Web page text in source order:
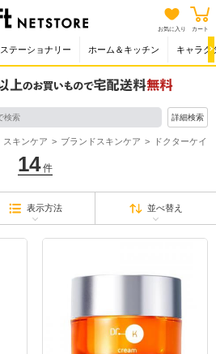
お気に入り カート
ステーショナリー ホーム＆キッチン キャラク
詳細検索
スキンケア ブランドスキンケア ドクターケイ
14件
表示方法 並べ替え